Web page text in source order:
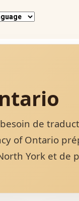
de
of Ontario
York et de